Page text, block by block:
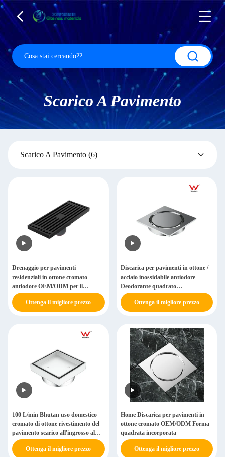
Scarico A Pavimento
Scarico A Pavimento (6)
Drenaggio per pavimenti
residenziali in ottone cromato
antiodore OEM/ODM per il
distretto di Mena
Ottenga il migliore prezzo
Discarica per pavimenti in ottone /
acciaio inossidabile antiodore
Deodorante quadrato
Turkmenistan
Ottenga il migliore prezzo
100 L/min Bhutan uso domestico
cromato di ottone rivestimento del
pavimento scarico all'ingrosso al
Sudan
Ottenga il migliore prezzo
Home Discarica per pavimenti in
ottone cromato OEM/ODM Forma
quadrata incorporata
Ottenga il migliore prezzo